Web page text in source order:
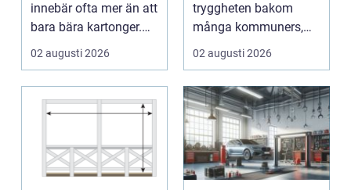
innebär ofta mer än att
bara bära kartonger.
Många ...
02 augusti 2026
tryggheten bakom
många kommuners,
privata vårdgivares
och ...
02 augusti 2026